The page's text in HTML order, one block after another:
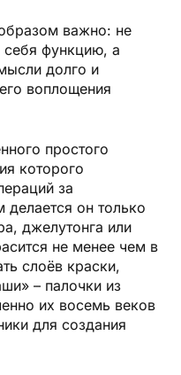
важно: не
себя функцию, а
долго и
воплощения
простого
которого
за
делается он только
джелутонга или
не менее чем в
слоёв краски,
– палочки из
их восемь веков
для создания